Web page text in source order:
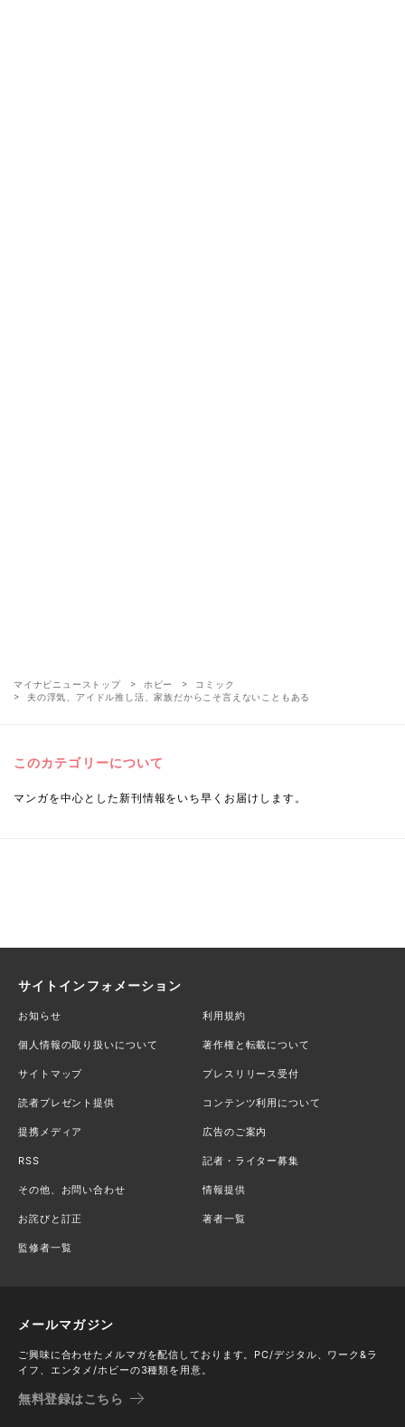
マイナビニューストップ ホビー
コミック
夫の浮気、アイドル推し活、家族だからこそ言えないこともある
このカテゴリーについて
マンガを中心とした新刊情報をいち早くお届けします。
サイトインフォメーション
お知らせ 利用規約
個人情報の取り扱いについて 著作権と転載について
サイトマップ プレスリリース受付
読者プレゼント提供 コンテンツ利用について
提携メディア 広告のご案内
RSS 記者・ライター募集
その他、お問い合わせ 情報提供
お詫びと訂正 著者一覧
監修者一覧
メールマガジン
ご興味に合わせたメルマガを配信しております。PC/デジタル、ワーク&ラ
イフ、エンタメ/ホビーの3種類を用意。
無料登録はこちら